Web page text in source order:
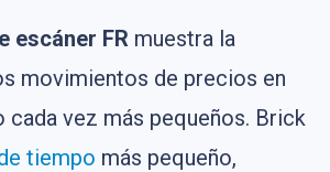
escáner FR muestra la
movimientos de precios en
cada vez más pequeños. Brick
tiempo más pequeño,